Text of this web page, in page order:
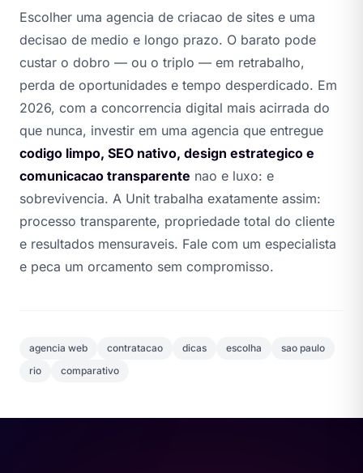
Escolher uma agencia de criacao de sites e uma
decisao de medio e longo prazo. O barato pode
custar o dobro — ou o triplo — em retrabalho,
perda de oportunidades e tempo desperdicado. Em
2026, com a concorrencia digital mais acirrada do
que nunca, investir em uma agencia que entregue
codigo limpo, SEO nativo, design estrategico e
comunicacao transparente nao e luxo: e
sobrevivencia. A Unit trabalha exatamente assim:
processo transparente, propriedade total do cliente
e resultados mensuraveis. Fale com um especialista
e peca um orcamento sem compromisso.
agencia web contratacao dicas escolha
sao paulo
rio
comparativo